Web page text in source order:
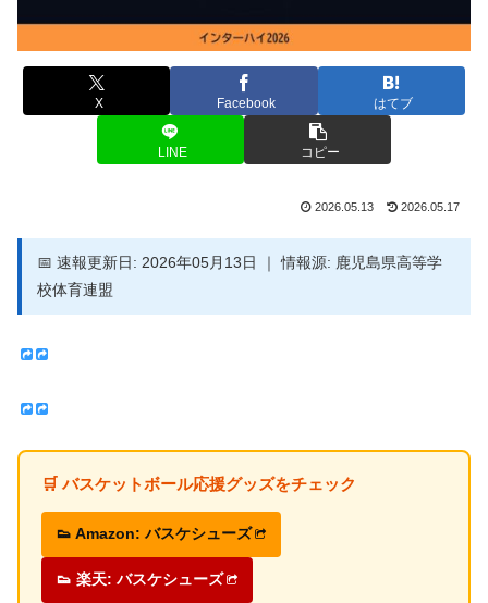
X Facebook はてブ
LINE コピー
2026.05.13 2026.05.17
📅 速報更新日: 2026年05月13日 ｜ 情報源: 鹿児島県高等学
校体育連盟
🛒 バスケットボール応援グッズをチェック
👟 Amazon: バスケシューズ
👟 楽天: バスケシューズ